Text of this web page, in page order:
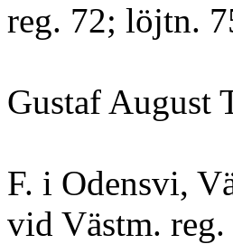
reg. 72; löjtn.
Gustaf August
F. i Odensvi,
vid Västm.